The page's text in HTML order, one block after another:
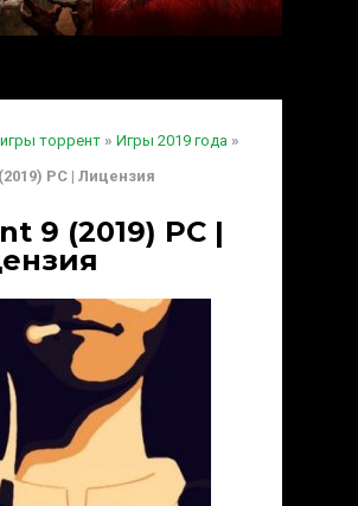
торрент » Игры 2019 года »
PC | Лицензия
9 (2019) PC |